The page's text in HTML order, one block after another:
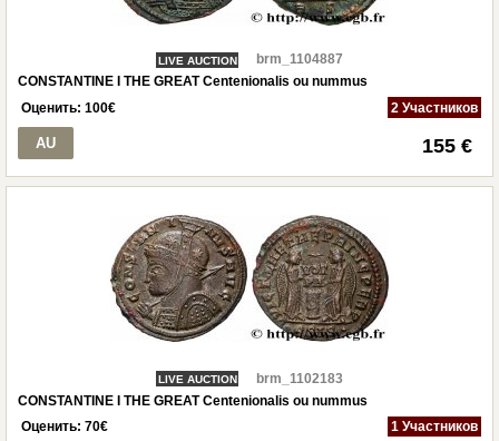
LIVE AUCTION
brm_1104887
CONSTANTINE I THE GREAT Centenionalis ou nummus
Оценить: 100€ 2 Участников
AU 155 €
LIVE AUCTION
brm_1102183
CONSTANTINE I THE GREAT Centenionalis ou nummus
Оценить: 70€ 1 Участников